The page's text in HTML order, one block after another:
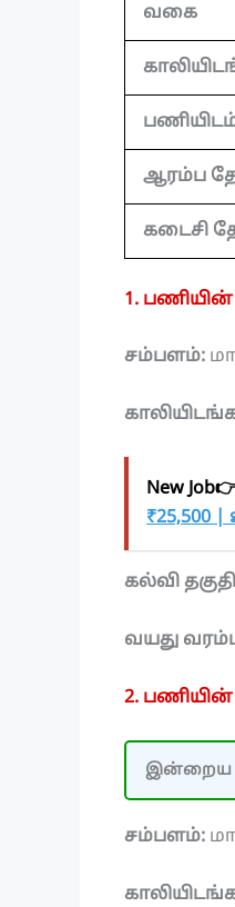
வகை
ஆரம்ப
கடைசி
1. பணியின்
சம்பளம்:
New
கல்வி
வயது
2. பணியின்
இன்றைய
சம்பளம்: